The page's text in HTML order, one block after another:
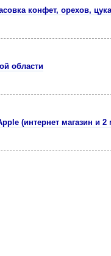
конфет, орехов,
области
(интернет магазин и 2